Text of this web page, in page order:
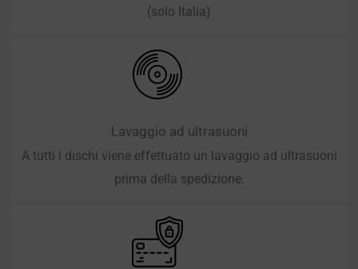
(solo Italia)
Lavaggio ad ultrasuoni
A tutti i dischi viene effettuato un lavaggio ad ultrasuoni
prima della spedizione.